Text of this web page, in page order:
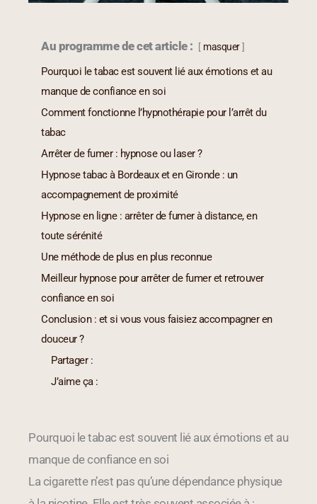
Au programme de cet article : masquer
Pourquoi le tabac est souvent lié aux émotions et au
manque de confiance en soi
Comment fonctionne l’hypnothérapie pour l’arrêt du
tabac
Arrêter de fumer : hypnose ou laser ?
Hypnose tabac à Bordeaux et en Gironde : un
accompagnement de proximité
Hypnose en ligne : arrêter de fumer à distance, en
toute sérénité
Une méthode de plus en plus reconnue
Meilleur hypnose pour arrêter de fumer et retrouver
confiance en soi
Conclusion : et si vous vous faisiez accompagner en
douceur ?
Partager :
J’aime ça :
Pourquoi le tabac est souvent lié aux émotions et au
manque de confiance en soi
La cigarette n’est pas qu’une dépendance physique